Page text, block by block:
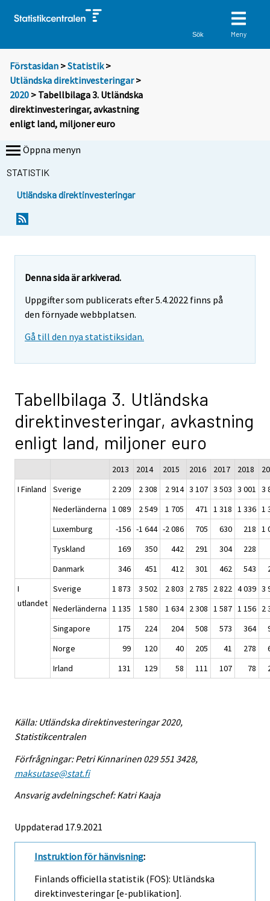
Sök Meny
Förstasidan >Statistik >
Utländska direktinvesteringar>
2020 > Tabellbilaga 3. Utländska
direktinvesteringar, avkastning
enligt land, miljoner euro
Öppna menyn
STATISTIK
Utländska direktinvesteringar
Denna sida är arkiverad.
Uppgifter som publicerats efter 5.4.2022 finns på
den förnyade webbplatsen.
Gå till den nya statistiksidan.
Tabellbilaga 3. Utländska
direktinvesteringar, avkastning
enligt land, miljoner euro
2013 2014 2015 2016 2017 2018
I Finland
Sverige 2 209 2 308 2 914 3 107 3 503 3 001 3
Nederländerna 1 089 2 549 1 705 471 1 318 1 336 1
Luxemburg
-156 -1 644 -2 086 705 630 218 1
Tyskland
169 350 442 291 304
228
Danmark
346 451 412 301 462 543
I
utlandet
Sverige 1 873 3 502 2 803 2 785 2 822 4 039 3
Nederländerna 1 135 1 580 1 634 2 308 1 587 1 156 2
Singapore
175 224 204 508 573 364
Norge
99 120 40 205 41 278
Irland
131 129 58 111 107 78
Källa: Utländska direktinvesteringar 2020,
Statistikcentralen
Förfrågningar: Petri Kinnarinen 029 551 3428,
maksutase@stat.fi
Ansvarig avdelningschef: Katri Kaaja
Uppdaterad 17.9.2021
Instruktion för hänvisning:
Finlands officiella statistik (FOS): Utländska
direktinvesteringar [e-publikation].